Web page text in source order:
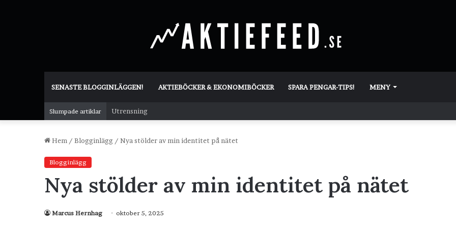
SENASTE BLOGGINLÄGGEN! AKTIEBÖCKER & EKONOMIBÖCKER SPARA PENGAR-TIPS! MENY
Slumpade artiklar Utrensning
Hem / Blogginlägg / Nya stölder av min identitet på nätet
Blogginlägg
Nya stölder av min identitet på nätet
Marcus Hernhag oktober 5, 2025